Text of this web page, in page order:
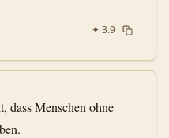
✦ 3.9
dass Menschen ohne